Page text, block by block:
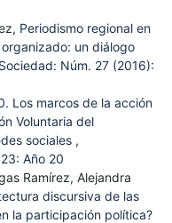
Periodismo regional en
un diálogo
Núm. 27 (2016):
Los marcos de la acción
Voluntaria del
sociales ,
Año 20
Ramírez, Alejandra
discursiva de las
la participación política?